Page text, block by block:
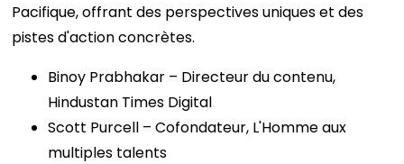
Pacifique, offrant des perspectives uniques et des
pistes d'action concrètes.
Binoy Prabhakar – Directeur du contenu,
Hindustan Times Digital
Scott Purcell – Cofondateur, L'Homme aux
multiples talents